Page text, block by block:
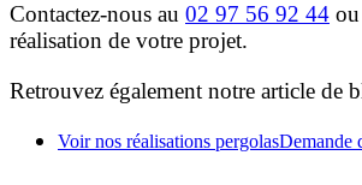
Contactez-nous au 02 97 56 92 44
réalisation de votre projet.
Retrouvez également notre article de
Voir nos réalisations pergolasDemande